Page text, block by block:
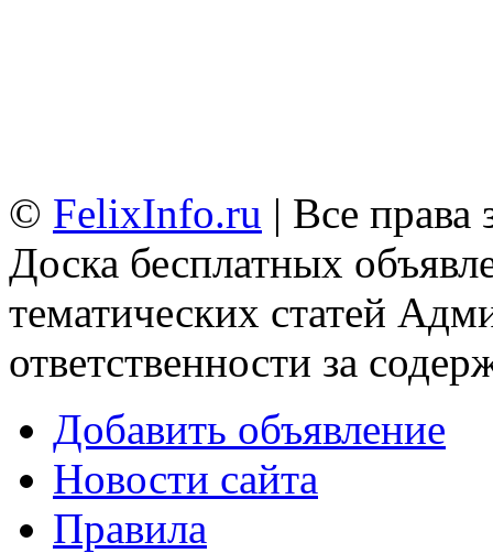
© FelixInfo.ru | Все
Доска бесплатных
тематических статей
ответственности за
Добавить объявление
Новости сайта
Правила